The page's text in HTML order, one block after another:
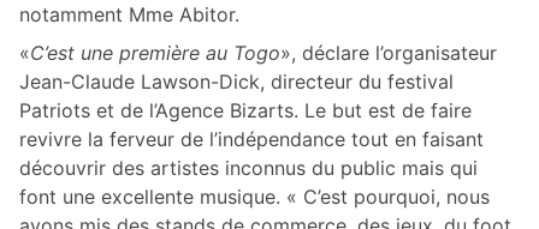
notamment Mme Abitor.
«C’est une première au Togo», déclare l’organisateur
Jean-Claude Lawson-Dick, directeur du festival
Patriots et de l’Agence Bizarts. Le but est de faire
revivre la ferveur de l’indépendance tout en faisant
découvrir des artistes inconnus du public mais qui
font une excellente musique. « C’est pourquoi, nous